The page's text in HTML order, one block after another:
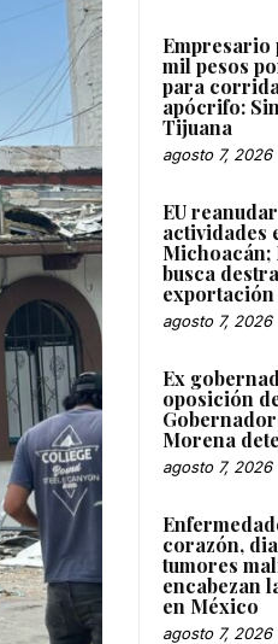
Empresario
mil pesos
para
apócrifo:
Tijuana
agosto 7, 2026
EU
actividades
Michoacán;
busca
exportación
agosto 7, 2026
Ex
oposición
Morena
agosto 7, 2026
corazón,
tumores
encabezan
en México
agosto 7, 2026